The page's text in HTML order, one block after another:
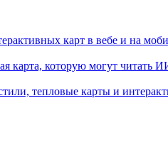
карт в вебе и на
карта, которую могут читать
тепловые карты и